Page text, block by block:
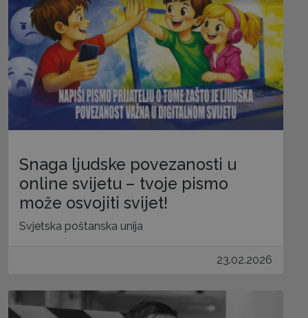
Snaga ljudske povezanosti u
online svijetu – tvoje pismo
može osvojiti svijet!
Svjetska poštanska unija
23.02.2026